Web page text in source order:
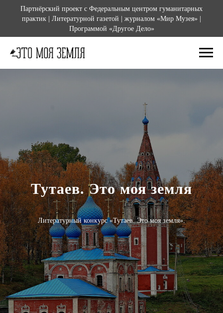
Партнёрский проект с Федеральным центром гуманитарных
практик | Литературной газетой | журналом «Мир Музея» |
Программой «Другое Дело»
Тутаев. Это моя земля
Литературный конкурс «Тутаев. Это моя земля».